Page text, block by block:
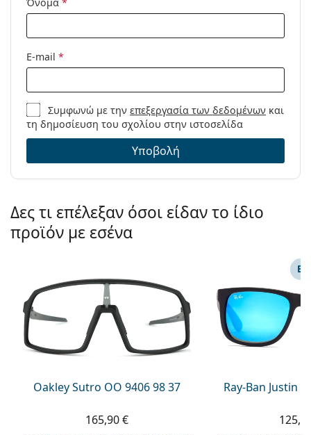
Μοντέλο:
E-mail *
Συμφωνώ με τηνεπεξεργασία των δεδομένων και
τη δημοσίευση του σχολίου στην ιστοσελίδα
Υποβολή
Δες τι επέλεξαν όσοι είδαν το ίδιο
προϊόν με εσένα
Oakley Sutro OO 9406 98 37
165,90 €
Ray-Ban Justin